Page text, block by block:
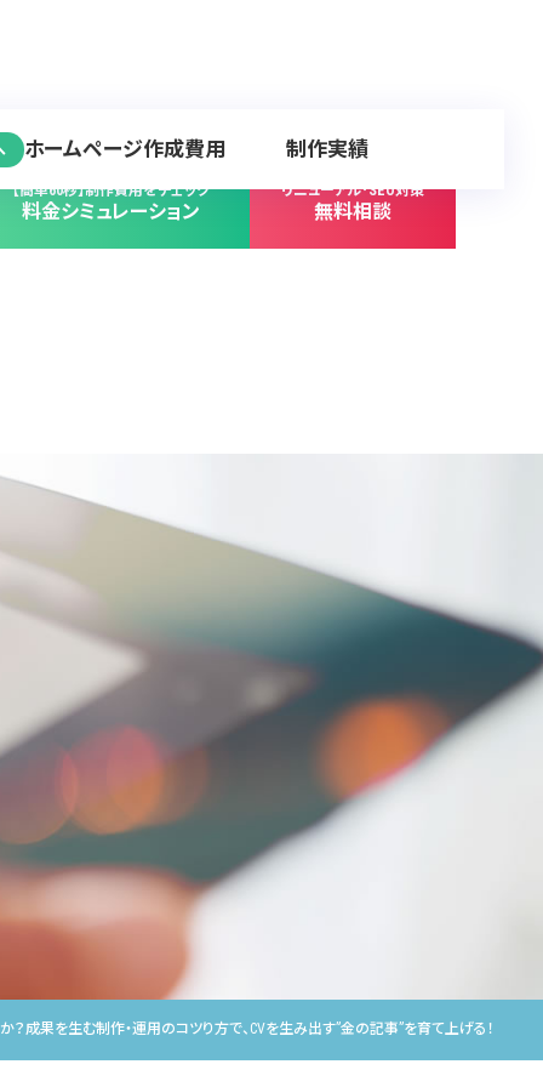
【簡単60秒】制作費用をチェック
料金シミュレーション
リニューアル･SEO対策
無料相談
ホームページ作成費用 制作実績
成果を生む制作・運用のコツり方で、CVを生み出す”金の記事”を育て上げる！